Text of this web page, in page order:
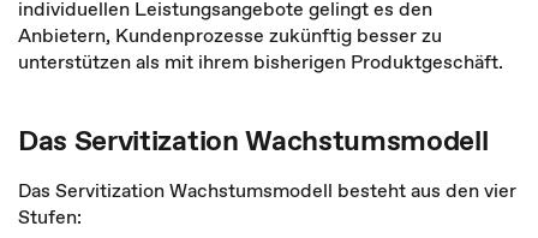
individuellen Leistungsangebote gelingt es den
Anbietern, Kundenprozesse zukünftig besser zu
unterstützen als mit ihrem bisherigen Produktgeschäft.
Das Servitization Wachstumsmodell
Das Servitization Wachstumsmodell besteht aus den vier
Stufen: